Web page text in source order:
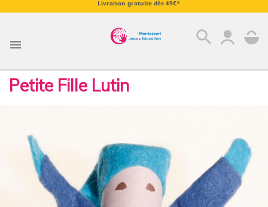
Livraison gratuite dès 49€*
 search
Petite Fille Lutin